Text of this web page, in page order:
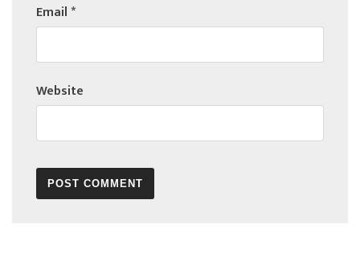
Email*
Website